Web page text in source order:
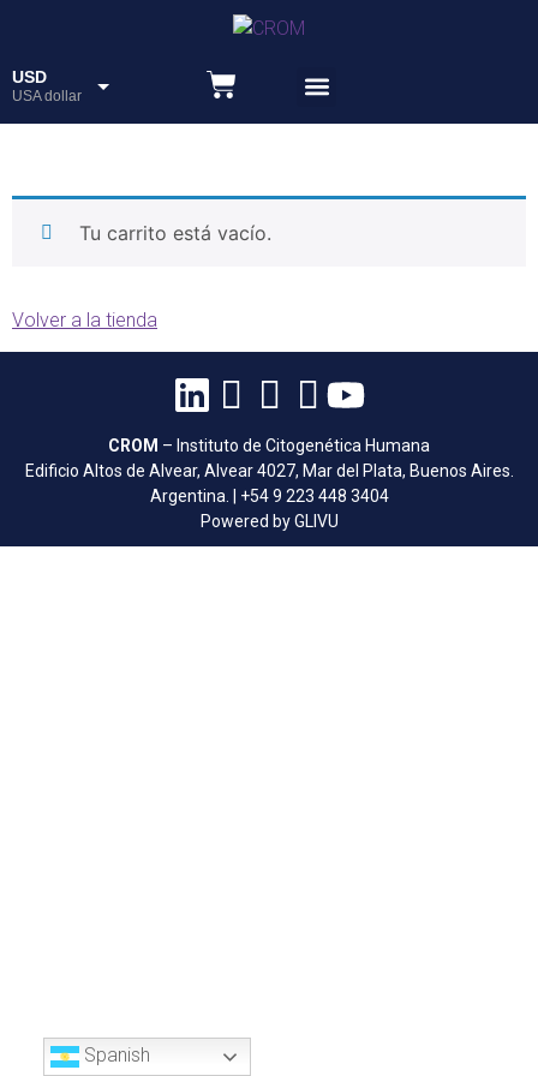
USD
USA dollar
Tu carrito está vacío.
Volver a la tienda
CROM – Instituto de Citogenética Humana
Edificio Altos de Alvear, Alvear 4027, Mar del Plata, Buenos Aires.
Argentina. | +54 9 223 448 3404
Powered by GLIVU
Spanish